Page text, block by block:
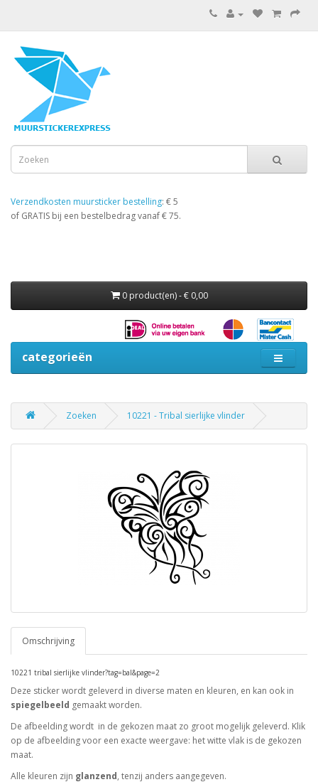
Verzendkosten muursticker bestelling: € 5
of GRATIS bij een bestelbedrag vanaf € 75.
0 product(en) - € 0,00
categorieën
Zoeken 10221 - Tribal sierlijke vlinder
Omschrijving
10221 tribal sierlijke vlinder?tag=bal&page=2
Deze sticker wordt geleverd in diverse maten en kleuren, en kan ook in
spiegelbeeld gemaakt worden.
De afbeelding wordt in de gekozen maat zo groot mogelijk geleverd. Klik
op de afbeelding voor een exacte weergave: het witte vlak is de gekozen
maat.
Alle kleuren zijn glanzend, tenzij anders aangegeven.